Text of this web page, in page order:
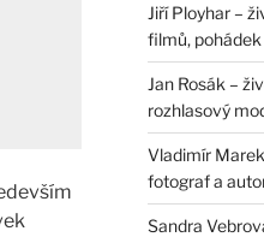
Jiří Ployhar –
filmů, pohádek
Jan Rosák –
rozhlasový
Vladimír
fotograf a
Sandra